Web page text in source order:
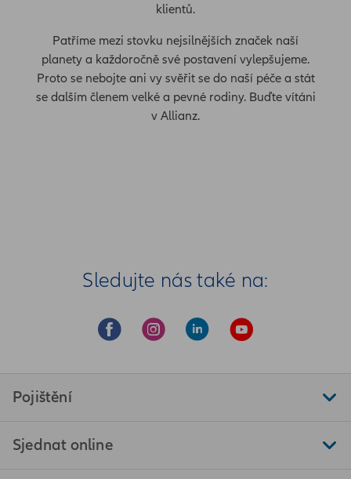
klientů.
Patříme mezi stovku nejsilnějších značek naší
planety a každoročně své postavení vylepšujeme.
Proto se nebojte ani vy svěřit se do naší péče a stát
se dalším členem velké a pevné rodiny. Buďte vítáni
v Allianz.
Sledujte nás také na:
Pojištění
Sjednat online